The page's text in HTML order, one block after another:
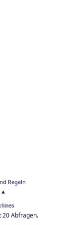
Regeln
▲
20 Abfragen.